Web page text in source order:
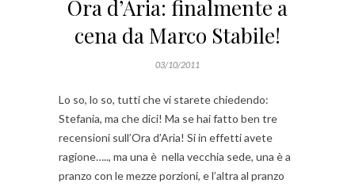
Ora d’Aria: finalmente a
cena da Marco Stabile!
03/10/2011
Lo so, lo so, tutti che vi starete chiedendo:
Stefania, ma che dici! Ma se hai fatto ben tre
recensioni sull’Ora d’Aria! Si in effetti avete
ragione….., ma una è nella vecchia sede, una è a
pranzo con le mezze porzioni, e l’altra al pranzo